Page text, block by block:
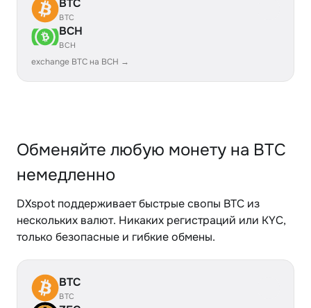
BTC
BTC
BCH
BCH
exchange BTC на BCH →
Обменяйте любую монету на BTC
немедленно
DXspot поддерживает быстрые свопы BTC из
нескольких валют. Никаких регистраций или KYC,
только безопасные и гибкие обмены.
BTC
BTC